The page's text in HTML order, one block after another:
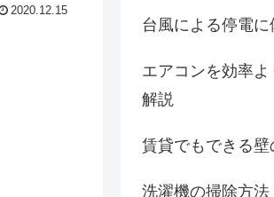
2020.12.15
台風による停電
エアコンを効率
解説
賃貸でもできる
洗濯機の掃除方法